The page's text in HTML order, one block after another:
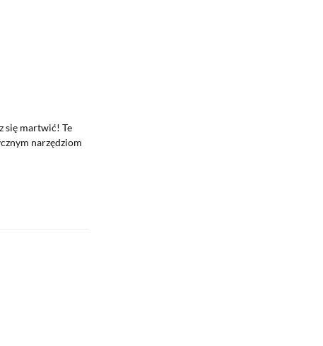
się martwić! Te
narzędziom